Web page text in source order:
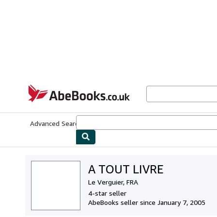
AbeBooks.co.uk
Advanced Search
A TOUT LIVRE
Le Verguier, FRA
4-star seller
AbeBooks seller since January 7, 2005